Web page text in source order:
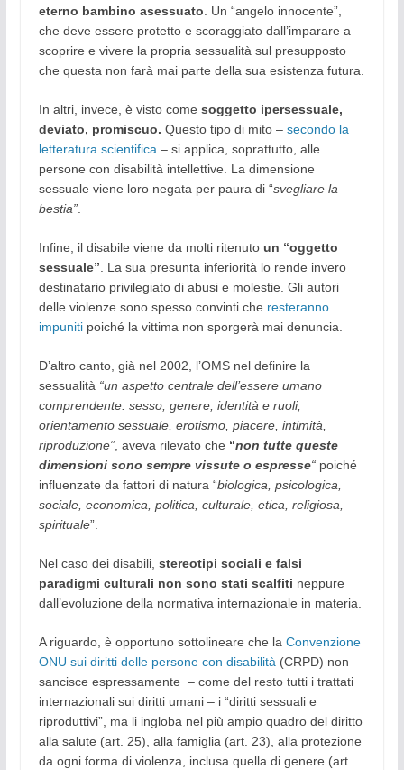
eterno bambino asessuato. Un “angelo innocente”,
che deve essere protetto e scoraggiato dall’imparare a
scoprire e vivere la propria sessualità sul presupposto
che questa non farà mai parte della sua esistenza futura.
In altri, invece, è visto come soggetto ipersessuale,
deviato, promiscuo. Questo tipo di mito – secondo la
letteratura scientifica– si applica, soprattutto, alle
persone con disabilità intellettive. La dimensione
sessuale viene loro negata per paura di “svegliare la
bestia”.
Infine, il disabile viene da molti ritenuto un “oggetto
sessuale”. La sua presunta inferiorità lo rende invero
destinatario privilegiato di abusi e molestie. Gli autori
delle violenze sono spesso convinti che resteranno
impunitipoiché la vittima non sporgerà mai denuncia.
D’altro canto, già nel 2002, l’OMS nel definire la
sessualità “un aspetto centrale dell’essere umano
comprendente: sesso, genere, identità e ruoli,
orientamento sessuale, erotismo, piacere, intimità,
riproduzione”, aveva rilevato che “non tutte queste
dimensioni sono sempre vissute o espresse“poiché
influenzate da fattori di natura “biologica, psicologica,
sociale, economica, politica, culturale, etica, religiosa,
spirituale”.
Nel caso dei disabili, stereotipi sociali e falsi
paradigmi culturali non sono stati scalfiti neppure
dall’evoluzione della normativa internazionale in materia.
A riguardo, è opportuno sottolineare che la Convenzione
ONU sui diritti delle persone con disabilità(CRPD) non
sancisce espressamente – come del resto tutti i trattati
internazionali sui diritti umani – i “diritti sessuali e
riproduttivi”, ma li ingloba nel più ampio quadro del diritto
alla salute (art. 25), alla famiglia (art. 23), alla protezione
da ogni forma di violenza, inclusa quella di genere (art.